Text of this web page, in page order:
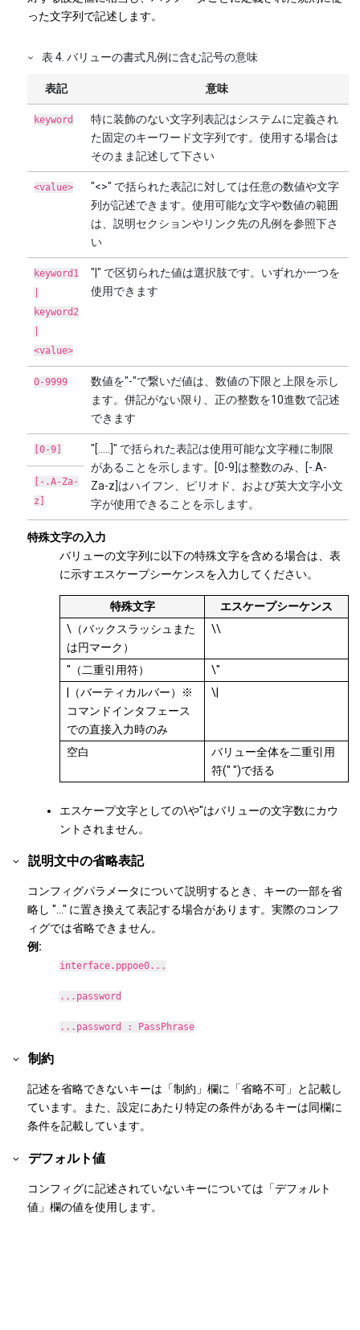
った文字列で記述します。
表 4. バリューの書式凡例に含む記号の意味
表記 意味
keyword
特に装飾のない文字列表記はシステムに定義され
た固定のキーワード文字列です。使用する場合は
そのまま記述して下さい
<value>
"<>" で括られた表記に対しては任意の数値や文字
列が記述できます。使用可能な文字や数値の範囲
は、説明セクションやリンク先の凡例を参照下さ
い
keyword1
keyword2
<value>
"|" で区切られた値は選択肢です。いずれか一つを
使用できます
0-9999
数値を"-"で繋いだ値は、数値の下限と上限を示し
ます。併記がない限り、正の整数を10進数で記述
できます
[0-9]
"[.....]" で括られた表記は使用可能な文字種に制限
があることを示します。[0-9]は整数のみ、[-.A-
Za-z]はハイフン、ピリオド、および英大文字小文
字が使用できることを示します。
[-.A-Za-
z]
特殊文字の入力
バリューの文字列に以下の特殊文字を含める場合は、表
に示すエスケープシーケンスを入力してください。
特殊文字
エスケープシーケンス
\（バックスラッシュまた
は円マーク）
\\
"（二重引用符）
\"
|（バーティカルバー）※
コマンドインタフェース
での直接入力時のみ
\|
空白
バリュー全体を二重引用
符(" ")で括る
エスケープ文字としての\や"はバリューの文字数にカウ
ントされません。
説明文中の省略表記
コンフィグパラメータについて説明するとき、キーの一部を省
略し "..." に置き換えて表記する場合があります。実際のコンフ
ィグでは省略できません。
例:
interface.pppoe0...
...password
...password : PassPhrase
制約
記述を省略できないキーは「制約」欄に「省略不可」と記載し
ています。また、設定にあたり特定の条件があるキーは同欄に
条件を記載しています。
デフォルト値
コンフィグに記述されていないキーについては「デフォルト
値」欄の値を使用します。